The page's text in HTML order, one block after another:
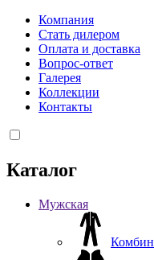
Компания
Стать дилером
Оплата и доставка
Вопрос-ответ
Галерея
Коллекции
Контакты
Каталог
Мужская